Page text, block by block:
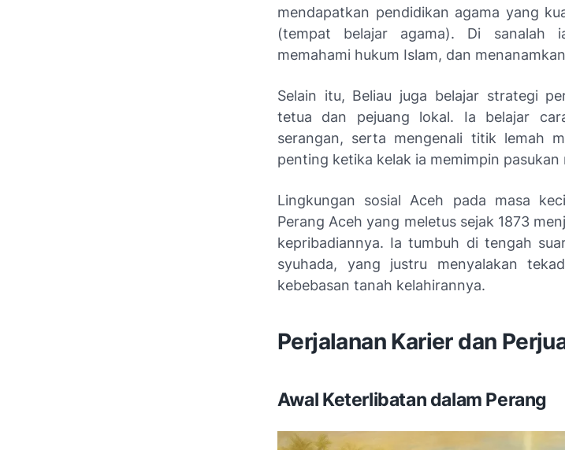
mendapatkan pendidikan agama yang
(tempat belajar agama). Di sanalah
memahami hukum Islam, dan
Selain itu, Beliau juga belajar strategi
tetua dan pejuang lokal. Ia belajar
serangan, serta mengenali titik lemah
penting ketika kelak ia memimpin pasukan
Lingkungan sosial Aceh pada masa
Perang Aceh yang meletus sejak 1873
kepribadiannya. Ia tumbuh di tengah
syuhada, yang justru menyalakan
kebebasan tanah kelahirannya.
Perjalanan Karier dan
Awal Keterlibatan dalam Perang